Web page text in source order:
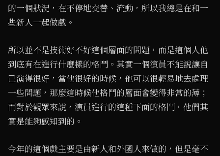
的一個狀況，在不停地交替、流動，所以我總是在和一
些新人一起做戲。
所以並不是技術好不好這個層面的問題，而是這個人他
到底有在進行什麼樣的格鬥。其實一個演員不能說讓自
己演得很好，當他很好的時候，他可以很輕易地去處理
一些問題，那麼這時候他格鬥的層面會變得非常的薄；
而對於觀眾來說，演員進行的這種下面的格鬥，他們其
實是能夠感知到的。
今年的這個戲主要是由新人和外國人來做的，但是毫不